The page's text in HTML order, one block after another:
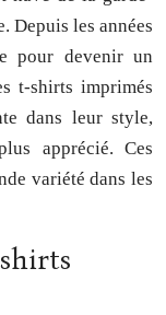
Depuis les années
pour devenir un
t-shirts imprimés
dans leur style,
apprécié. Ces
variété dans les